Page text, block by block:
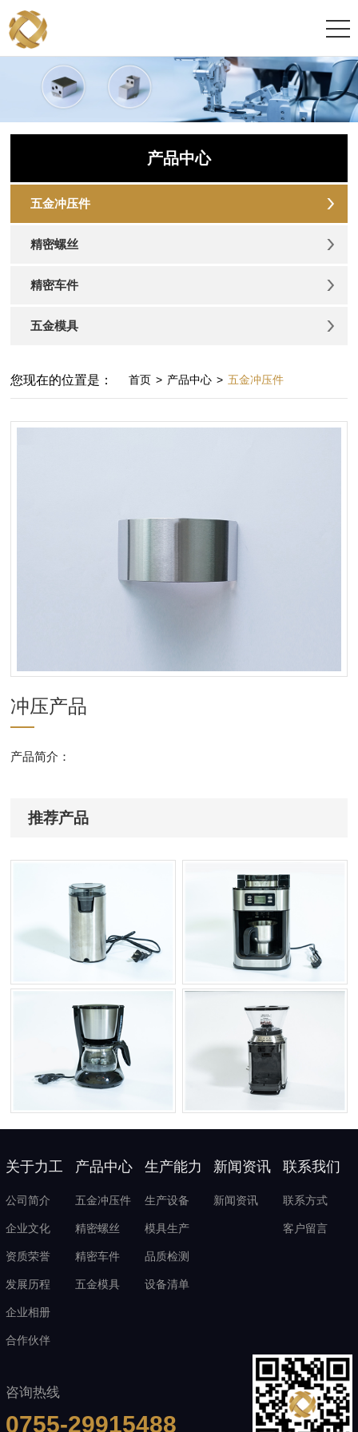
产品中心
五金冲压件
精密螺丝
精密车件
五金模具
您现在的位置是： 首页 > 产品中心 > 五金冲压件
冲压产品
产品简介：
推荐产品
关于力工
公司简介
企业文化
资质荣誉
发展历程
企业相册
合作伙伴
产品中心
五金冲压件
精密螺丝
精密车件
五金模具
生产能力
生产设备
模具生产
品质检测
设备清单
新闻资讯
新闻资讯
联系我们
联系方式
客户留言
咨询热线
0755-29915488